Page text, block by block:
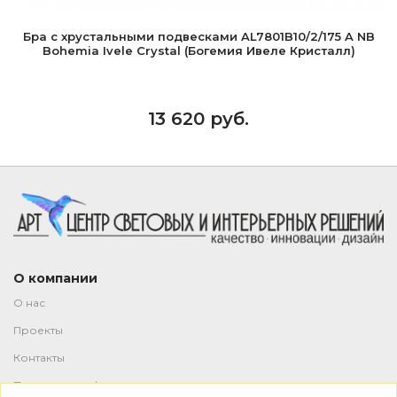
Бра с хрустальными подвесками AL7801B10/2/175 A NB
Bohemia Ivele Crystal (Богемия Ивеле Кристалл)
13 620 руб.
О компании
О нас
Проекты
Контакты
Политика конфиденциальности